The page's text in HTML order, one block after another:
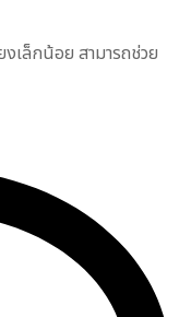
เล็กน้อย สามารถช่วย